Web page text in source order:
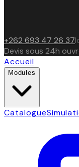
+262 693 47 26 37
Devis sous 24h
Accueil
Modules
Catalogue